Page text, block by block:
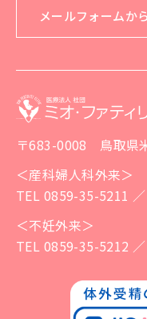
メールフォームか
〒683-0008 鳥取県
＜産科婦人科外来＞
TEL 0859-35-5211
＜不妊外来＞
TEL 0859-35-5212